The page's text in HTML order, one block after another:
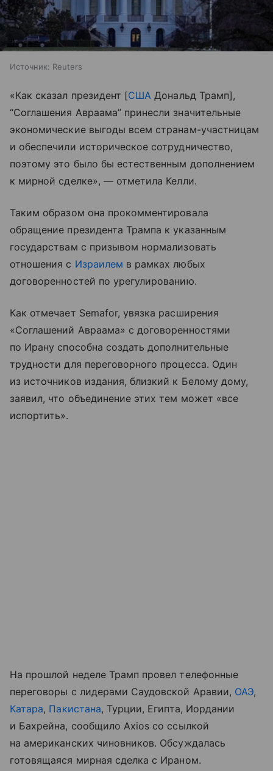
Источник: Reuters
«Как сказал президент [США Дональд Трамп],
“Соглашения Авраама” принесли значительные
экономические выгоды всем странам-участницам
и обеспечили историческое сотрудничество,
поэтому это было бы естественным дополнением
к мирной сделке», — отметила Келли.
Таким образом она прокомментировала
обращение президента Трампа к указанным
государствам с призывом нормализовать
отношения с Израилем в рамках любых
договоренностей по урегулированию.
Как отмечает Semafor, увязка расширения
«Соглашений Авраама» с договоренностями
по Ирану способна создать дополнительные
трудности для переговорного процесса. Один
из источников издания, близкий к Белому дому,
заявил, что объединение этих тем может «все
испортить».
На прошлой неделе Трамп провел телефонные
переговоры с лидерами Саудовской Аравии, ОАЭ,
Катара, Пакистана, Турции, Египта, Иордании
и Бахрейна, сообщило Axios со ссылкой
на американских чиновников. Обсуждалась
готовящаяся мирная сделка с Ираном.